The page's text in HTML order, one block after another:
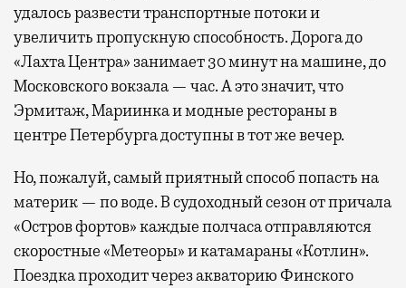
удалось развести транспортные потоки и
увеличить пропускную способность. Дорога до
«Лахта Центра» занимает 30 минут на машине, до
Московского вокзала — час. А это значит, что
Эрмитаж, Мариинка и модные рестораны в
центре Петербурга доступны в тот же вечер.
Но, пожалуй, самый приятный способ попасть на
материк — по воде. В судоходный сезон от причала
«Остров фортов» каждые полчаса отправляются
скоростные «Метеоры» и катамараны «Котлин».
Поездка проходит через акваторию Финского